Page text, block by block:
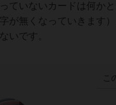
ていないカードは何か
が無くなっていきます
いです。
こ